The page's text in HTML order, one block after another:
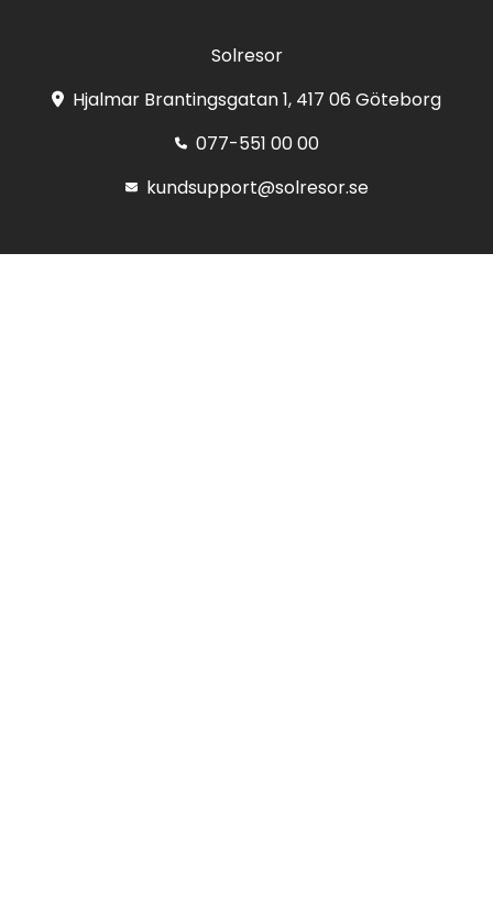
Solresor
Hjalmar Brantingsgatan 1, 417 06 Göteborg
077-551 00 00
kundsupport@solresor.se